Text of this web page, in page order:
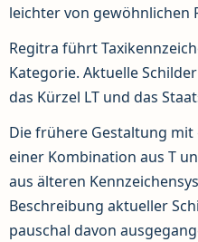
leichter von gewöhnlichen
Regitra führt
Kategorie. Aktuelle
das Kürzel LT und das
Die frühere Gestaltung
einer Kombination aus T
aus älteren
Beschreibung aktueller
pauschal davon